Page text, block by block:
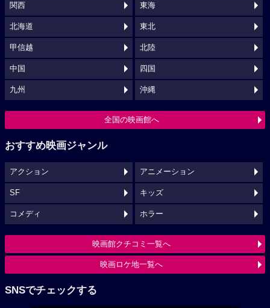
関西 東海
北海道 東北
甲信越 北陸
中国 四国
九州 沖縄
全国の映画館へ
おすすめ映画ジャンル
アクション アニメーション
SF キッズ
コメディ ホラー
映画館クチコミ一覧へ
映画ロケ地一覧へ
SNSでチェックする